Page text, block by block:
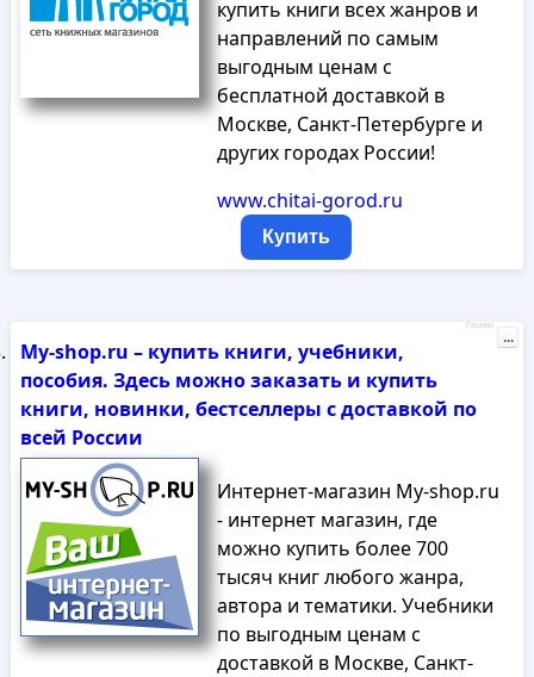
купить книги всех жанров и
направлений по самым
выгодным ценам с
бесплатной доставкой в
Москве, Санкт-Петербурге и
других городах России!
www.chitai-gorod.ru
Купить
My-shop.ru – купить книги, учебники,
пособия. Здесь можно заказать и купить
книги, новинки, бестселлеры с доставкой по
всей России
Интернет-магазин My-shop.ru
- интернет магазин, где
можно купить более 700
тысяч книг любого жанра,
автора и тематики. Учебники
по выгодным ценам с
доставкой в Москве, Санкт-
Реклама
...